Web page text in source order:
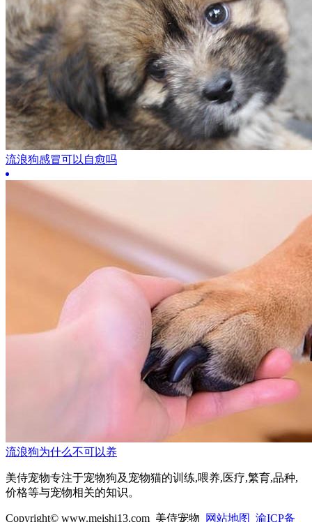
流浪狗感冒可以自愈吗
流浪狗为什么不可以养
美侍宠物专注于宠物狗及宠物猫的训练,喂养,医疗,繁育,品种,
价格等与宠物相关的知识。
Copyright© www.meishi13.com 美侍宠物 网站地图 渝ICP备